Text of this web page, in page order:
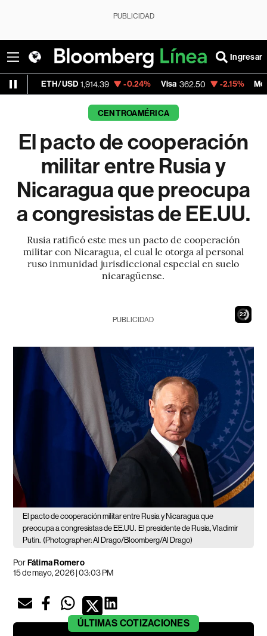
PUBLICIDAD
Ingresar
1,914.39 -0.24% Visa 362.50 -2.15% MercadoLibre
CENTROAMÉRICA
El pacto de cooperación
militar entre Rusia y
Nicaragua que preocupa
a congresistas de EE.UU.
Rusia ratificó este mes un pacto de cooperación
militar con Nicaragua, el cual le otorga al personal
ruso inmunidad jurisdiccional especial en suelo
nicaragüense.
20
PUBLICIDAD
El pacto de cooperación militar entre Rusia y Nicaragua que
preocupa a congresistas de EE.UU. El presidente de Rusia, Vladimir
Putin. (Photographer: Al Drago/Bloomberg/Al Drago)
PorFátima Romero
15 de mayo, 2026 | 03:03 PM
ÚLTIMAS COTIZACIONES